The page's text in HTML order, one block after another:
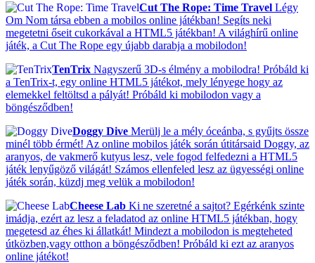
Cut The Rope: Time Travel Légy
Om Nom társa ebben a mobilos online játékban! Segíts neki
megetetni őseit cukorkával a HTML5 játékban! A világhírű online
játék, a Cut The Rope egy újabb darabja a mobilodon!
TenTrix Nagyszerű 3D-s élmény a mobilodra! Próbáld ki
a TenTrix-t, egy online HTML5 játékot, mely lényege hogy az
elemekkel feltöltsd a pályát! Próbáld ki mobilodon vagy a
böngésződben!
Doggy Dive Merülj le a mély óceánba, s gyűjts össze
minél több érmét! Az online mobilos játék során útitársaid Doggy, az
aranyos, de vakmerő kutyus lesz, vele fogod felfedezni a HTML5
játék lenyűgöző világát! Számos ellenfeled lesz az ügyességi online
játék során, küzdj meg velük a mobilodon!
Cheese Lab Ki ne szeretné a sajtot? Egérkénk szinte
imádja, ezért az lesz a feladatod az online HTML5 játékban, hogy
megetesd az éhes ki állatkát! Mindezt a mobilodon is megteheted
útközben,vagy otthon a böngésződben! Próbáld ki ezt az aranyos
online játékot!